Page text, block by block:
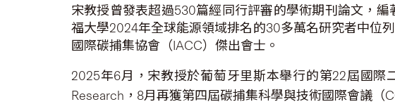
宋教授曾發表超過530篇經同行評審的學術期刊論文，
福大學2024年全球能源領域排名的30多萬名研究者中位
國際碳捕集協會（IACC）傑出會士。
2025年6月，宋教授於葡萄牙里斯本舉行的第22屆國際
Research，8月再獲第四屆碳捕集科學與技術國際會議（